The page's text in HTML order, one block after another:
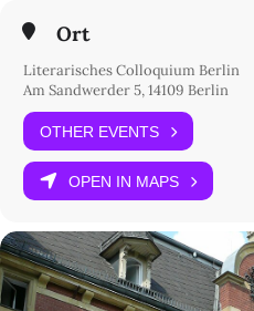
Ort
Literarisches Colloquium Berlin
Am Sandwerder 5, 14109 Berlin
OTHER EVENTS
OPEN IN MAPS